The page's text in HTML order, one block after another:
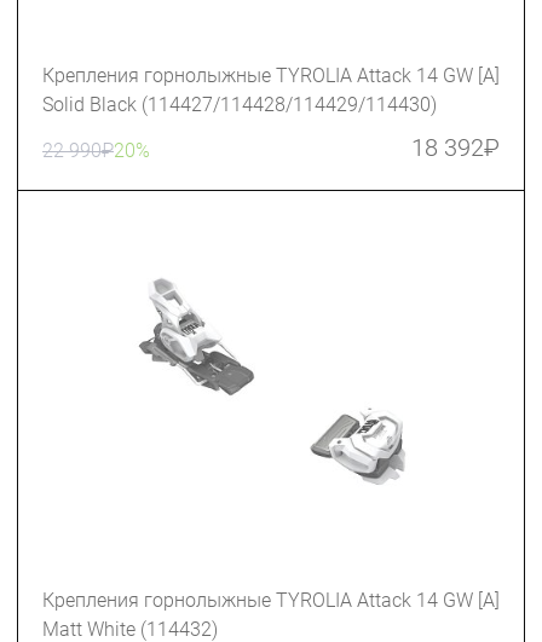
Крепления горнолыжные TYROLIA Attack 14 GW [A]
Solid Black (114427/114428/114429/114430)
22 990₽20% 18 392₽
Крепления горнолыжные TYROLIA Attack 14 GW [A]
Matt White (114432)